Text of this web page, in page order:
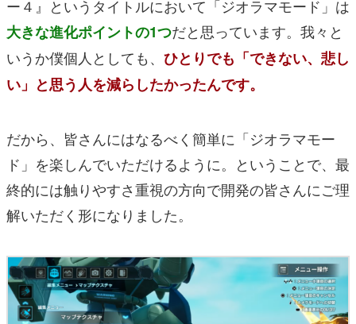
ー４』というタイトルにおいて「ジオラマモード」は
大きな進化ポイントの1つだと思っています。我々と
いうか僕個人としても、 ひとりでも「できない、悲し
い」と思う人を減らしたかったんです。
だから、皆さんにはなるべく簡単に「ジオラマモー
ド」を楽しんでいただけるように。ということで、最
終的には触りやすさ重視の方向で開発の皆さんにご理
解いただく形になりました。